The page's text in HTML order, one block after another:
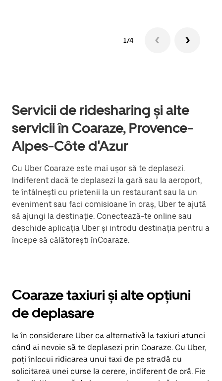
1/4
Servicii de ridesharing și alte
servicii în Coaraze, Provence-
Alpes-Côte d'Azur
Cu Uber Coaraze este mai ușor să te deplasezi.
Indiferent dacă te deplasezi la gară sau la aeroport,
te întâlnești cu prietenii la un restaurant sau la un
eveniment sau faci comisioane în oraș, Uber te ajută
să ajungi la destinație. Conectează-te online sau
deschide aplicația Uber și introdu destinația pentru a
începe să călătorești înCoaraze.
Coaraze taxiuri și alte opțiuni
de deplasare
Ia în considerare Uber ca alternativă la taxiuri atunci
când ai nevoie să te deplasezi prin Coaraze. Cu Uber,
poți înlocui ridicarea unui taxi de pe stradă cu
solicitarea unei curse la cerere, indiferent de oră. Fie